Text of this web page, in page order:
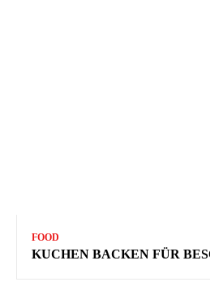
FOOD
KUCHEN BACKEN FÜR